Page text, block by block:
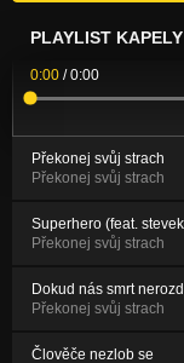
PLAYLIST KAPELY
0:00 /0:00
Překonej svůj strach
Překonej svůj strach
Superhero (feat.
Překonej svůj strach
Dokud nás smrt
Překonej svůj strach
Člověče nezlob se